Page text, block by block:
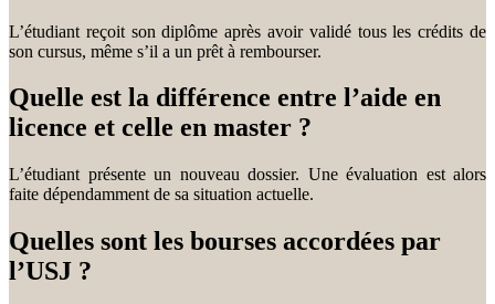
L’étudiant reçoit son diplôme après avoir validé tous les crédits de
son cursus, même s’il a un prêt à rembourser.
Quelle est la différence entre l’aide en
licence et celle en master ?
L’étudiant présente un nouveau dossier. Une évaluation est alors
faite dépendamment de sa situation actuelle.
Quelles sont les bourses accordées par
l’USJ ?